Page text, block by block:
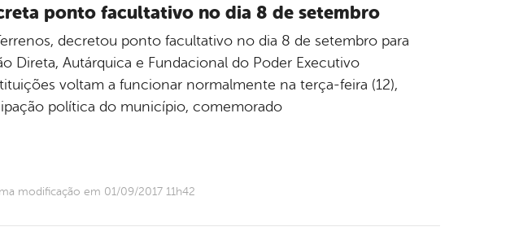
ponto facultativo no dia 8 de setembro
decretou ponto facultativo no dia 8 de setembro para
Direta, Autárquica e Fundacional do Poder Executivo
voltam a funcionar normalmente na terça-feira (12),
política do município, comemorado
modificação em 01/09/2017 11h42